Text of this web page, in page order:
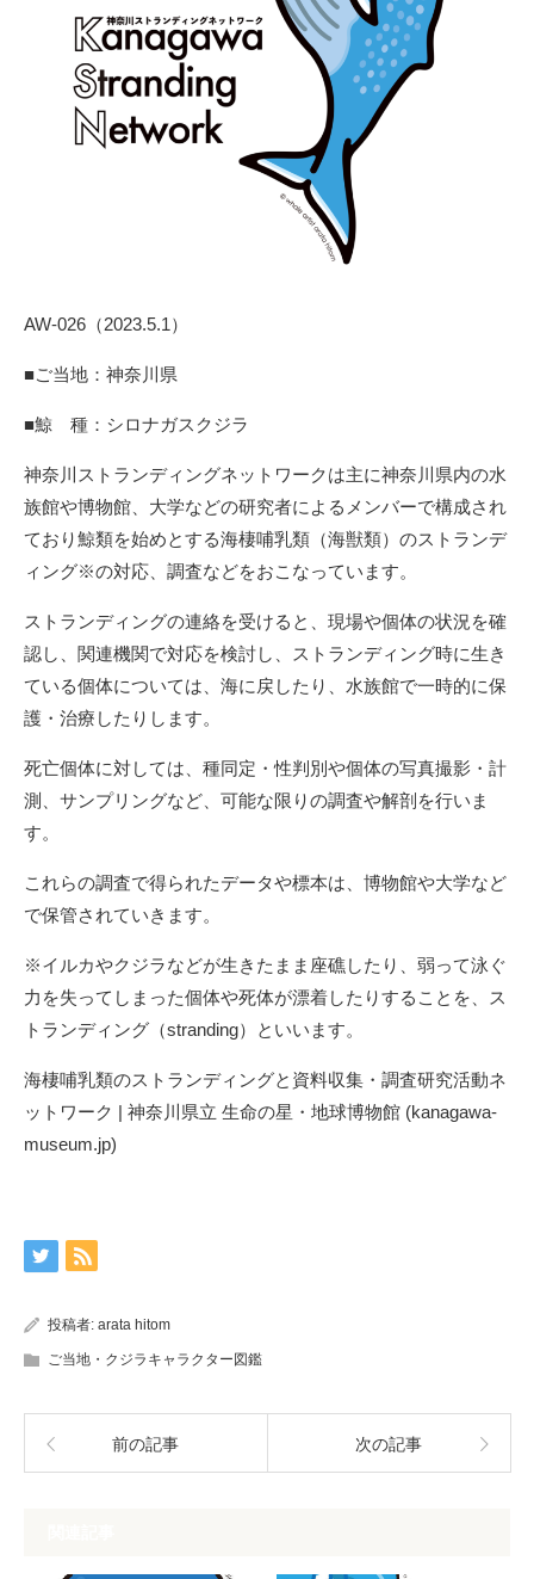
AW-026（2023.5.1）
■ご当地：神奈川県
■鯨 種：シロナガスクジラ
神奈川ストランディングネットワークは主に神奈川県内の水
族館や博物館、大学などの研究者によるメンバーで構成され
ており鯨類を始めとする海棲哺乳類（海獣類）のストランデ
ィング※の対応、調査などをおこなっています。
ストランディングの連絡を受けると、現場や個体の状況を確
認し、関連機関で対応を検討し、ストランディング時に生き
ている個体については、海に戻したり、水族館で一時的に保
護・治療したりします。
死亡個体に対しては、種同定・性判別や個体の写真撮影・計
測、サンプリングなど、可能な限りの調査や解剖を行いま
す。
これらの調査で得られたデータや標本は、博物館や大学など
で保管されていきます。
※イルカやクジラなどが生きたまま座礁したり、弱って泳ぐ
力を失ってしまった個体や死体が漂着したりすることを、ス
トランディング（stranding）といいます。
海棲哺乳類のストランディングと資料収集・調査研究活動ネ
ットワーク | 神奈川県立 生命の星・地球博物館 (kanagawa-
museum.jp)
投稿者: arata hitom
ご当地・クジラキャラクター図鑑
前の記事 次の記事